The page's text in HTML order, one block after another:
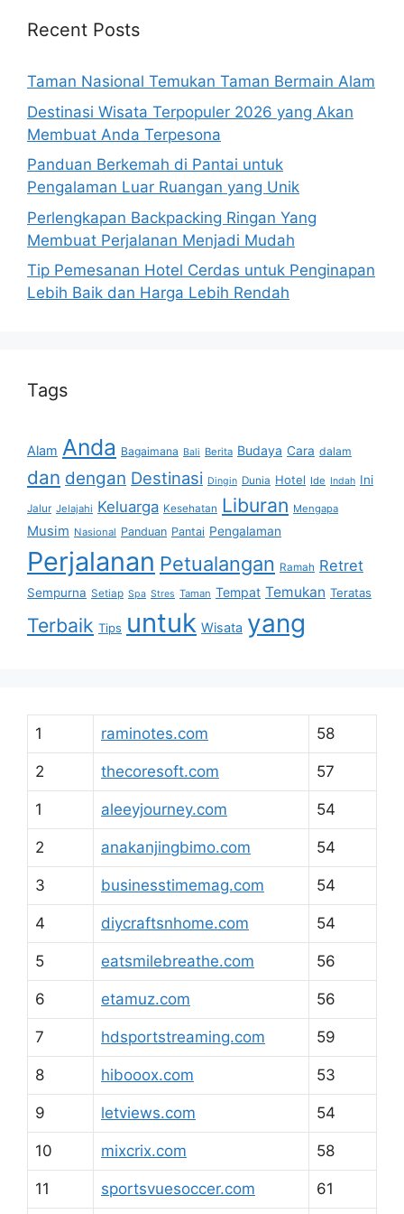
Recent Posts
Taman Nasional Temukan Taman Bermain Alam
Destinasi Wisata Terpopuler 2026 yang Akan
Membuat Anda Terpesona
Panduan Berkemah di Pantai untuk
Pengalaman Luar Ruangan yang Unik
Perlengkapan Backpacking Ringan Yang
Membuat Perjalanan Menjadi Mudah
Tip Pemesanan Hotel Cerdas untuk Penginapan
Lebih Baik dan Harga Lebih Rendah
Tags
Alam Anda Bagaimana Bali Berita Budaya Cara dalam
dan dengan Destinasi Dingin Dunia Hotel Ide Indah Ini
Jalur Jelajahi Keluarga Kesehatan Liburan Mengapa
Musim Nasional Panduan Pantai Pengalaman
Perjalanan Petualangan Ramah Retret
Sempurna Setiap Spa Stres Taman Tempat Temukan Teratas
Terbaik Tips untuk Wisata yang
1 raminotes.com 58
2 thecoresoft.com 57
1 aleeyjourney.com 54
2 anakanjingbimo.com 54
3 businesstimemag.com 54
4 diycraftsnhome.com 54
5 eatsmilebreathe.com 56
6 etamuz.com 56
7 hdsportstreaming.com 59
8 hibooox.com 53
9 letviews.com 54
10 mixcrix.com 58
11 sportsvuesoccer.com 61